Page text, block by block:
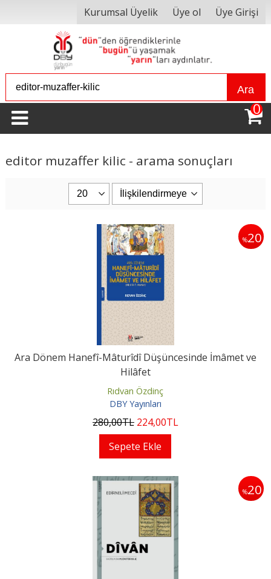
Kurumsal Üyelik Üye ol Üye Girişi
Ara
0
editor muzaffer kilic - arama sonuçları
%20
Ara Dönem Hanefî-Mâturîdî Düşüncesinde İmâmet ve
Hilâfet
Rıdvan Özdinç
DBY Yayınları
280,00TL 224,00TL
Sepete Ekle
%20